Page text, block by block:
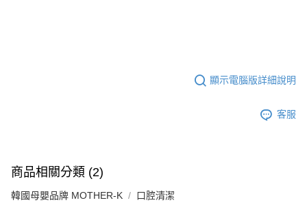
顯示電腦版詳細說明
客服
商品相關分類 (2)
韓國母嬰品牌 MOTHER-K 口腔清潔